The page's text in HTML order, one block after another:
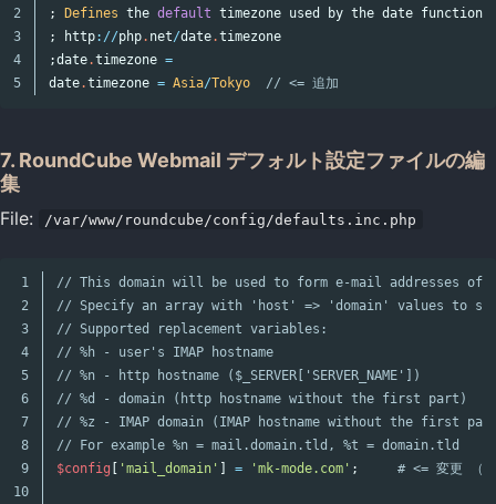
2
3
4
;
Defines the default timezone used by the date functions
;
http://php. net/date.timezone
;date.timezone =
date.timezone = Asia/Tokyo // <= 追加
7. RoundCube Webmail デフォルト設定ファイルの編
集
File: /var/www/roundcube/config/defaults.inc.php
1
2
3
4
5
6
7
8
9
10
// This domain will be used to form e-mail addresses of
// Specify an array with 'host' => 'domain' values to
// Supported replacement variables:
// %h - user's IMAP hostname
// %n - http hostname ($_SERVER['SERVER_NAME'])
// %d - domain (http hostname without the first part)
// %z - IMAP domain (IMAP hostname without the first
// For example %n = mail.domain.tld, %t = domain.tld
$config [ 'mail_domain' ] = 'mk-mode.com' ; # <= 変更 （送